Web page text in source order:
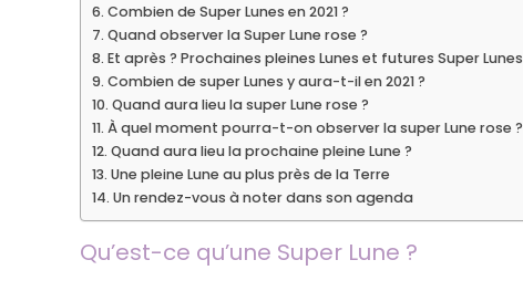
Combien de Super Lunes en 2021 ?
Quand observer la Super Lune rose ?
Et après ? Prochaines pleines Lunes et futures Super Lunes
Combien de super Lunes y aura-t-il en 2021 ?
Quand aura lieu la super Lune rose ?
À quel moment pourra-t-on observer la super Lune rose ?
Quand aura lieu la prochaine pleine Lune ?
Une pleine Lune au plus près de la Terre
Un rendez-vous à noter dans son agenda
Qu’est-ce qu’une Super Lune ?